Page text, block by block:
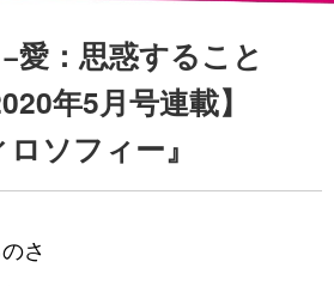
愛：思惑すること
年5月号連載】
ロソフィー』
さ